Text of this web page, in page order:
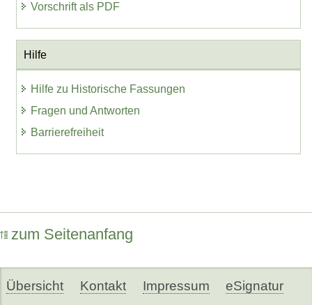
Vorschrift als PDF
Hilfe
Hilfe zu Historische Fassungen
Fragen und Antworten
Barrierefreiheit
zum Seitenanfang
Übersicht Kontakt Impressum eSignatur